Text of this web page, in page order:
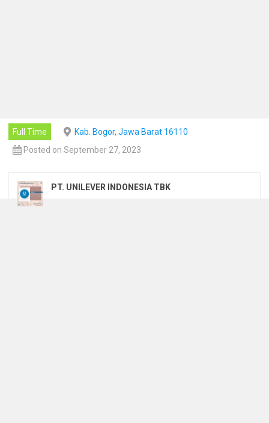
Full Time
Kab. Bogor, Jawa Barat 16110
Posted on September 27, 2023
PT. UNILEVER INDONESIA TBK